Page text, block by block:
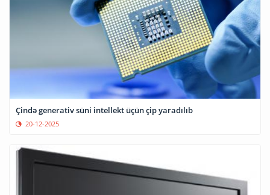
Çində generativ süni intellekt üçün çip yaradılıb
20-12-2025